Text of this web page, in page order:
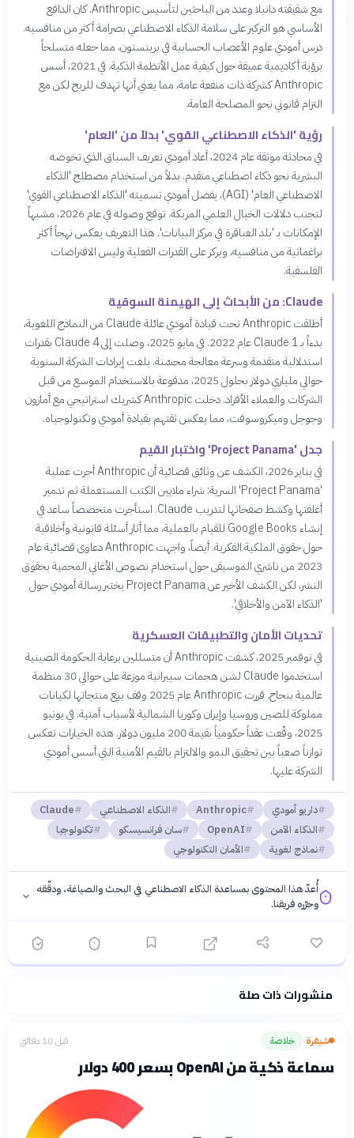
مع شقيقته دانيلا وعدد من الباحثين لتأسيس Anthropic. كان الدافع
الأساسي هو التركيز على سلامة الذكاء الاصطناعي بصرامة أكثر من منافسيه.
درس أمودي علوم الأعصاب الحسابية في برينستون، مما جعله متسلحاً
برؤية أكاديمية عميقة حول كيفية عمل الأنظمة الذكية. في 2021، أسس
Anthropic كشركة ذات منفعة عامة، مما يعني أنها تهدف للربح لكن مع
التزام قانوني نحو المصلحة العامة.
رؤية 'الذكاء الاصطناعي القوي' بدلاً من 'العام'
في محادثة موثقة عام 2024، أعاد أمودي تعريف السباق الذي تخوضه
البشرية نحو ذكاء اصطناعي متقدم. بدلاً من استخدام مصطلح 'الذكاء
الاصطناعي العام' (AGI)، يفضل أمودي تسميته 'الذكاء الاصطناعي القوي'
لتجنب دلالات الخيال العلمي المربكة. توقع وصوله في عام 2026، مشبهاً
الإمكانات بـ 'بلد العباقرة في مركز البيانات'. هذا التعريف يعكس نهجاً أكثر
براغماتية من منافسيه، ويركز على القدرات الفعلية وليس الافتراضات
الفلسفية.
Claude: من الأبحاث إلى الهيمنة السوقية
أطلقت Anthropic تحت قيادة أمودي عائلة Claude من النماذج اللغوية،
بدءاً بـ Claude 1 عام 2022. في مايو 2025، وصلت إلى Claude 4 بقدرات
استدلالية متقدمة وسرعة معالجة محسّنة. بلغت إيرادات الشركة السنوية
حوالي ملياري دولار بحلول 2025، مدفوعة بالاستخدام الموسع من قبل
الشركات والعملاء الأفراد. دخلت Anthropic كشريك استراتيجي مع أمازون
وجوجل وميكروسوفت، مما يعكس ثقتهم بقيادة أمودي وتكنولوجياه.
جدل 'Project Panama' واختبار القيم
في يناير 2026، الكشف عن وثائق قضائية أن Anthropic أجرت عملية
'Project Panama' السرية: شراء ملايين الكتب المستعملة ثم تدمير
أغلفتها وكشط صفحاتها لتدريب Claude. استأجرت متخصصاً ساعد في
إنشاء Google Books للقيام بالعملية، مما أثار أسئلة قانونية وأخلاقية
حول حقوق الملكية الفكرية. أيضاً، واجهت Anthropic دعاوى قضائية عام
2023 من ناشري الموسيقى حول استخدام نصوص الأغاني المحمية بحقوق
النشر، لكن الكشف الأخير عن Project Panama يختبر رسالة أمودي حول
'الذكاء الآمن والأخلاقي'.
تحديات الأمان والتطبيقات العسكرية
في نوفمبر 2025، كشفت Anthropic أن متسللين برعاية الحكومة الصينية
استخدموا Claude لشن هجمات سيبرانية موزعة على حوالي 30 منظمة
عالمية بنجاح. قررت Anthropic عام 2025 وقف بيع منتجاتها لكيانات
مملوكة للصين وروسيا وإيران وكوريا الشمالية لأسباب أمنية. في يونيو
2025، وقّعت عقداً حكومياً بقيمة 200 مليون دولار. هذه الخيارات تعكس
توازناً صعباً بين تحقيق النمو والالتزام بالقيم الأمنية التي أسس أمودي
الشركة عليها.
داريو أمودي Anthropic الذكاء الاصطناعي
Claude
الذكاء الآمن
OpenAI سان فرانسيسكو
تكنولوجيا
نماذج لغوية
الأمان التكنولوجي
أُعدّ هذا المحتوى بمساعدة الذكاء الاصطناعي في البحث والصياغة، ودقّقه
وحرّره فريقنا.
فلسفتنا المعرفية· سياسة الذكاء الاصطناعيمنشورات ذات صلة
شيفرة› خلاصة قبل 10 دقائق
سماعة ذكية من OpenAI بسعر 400 دولار